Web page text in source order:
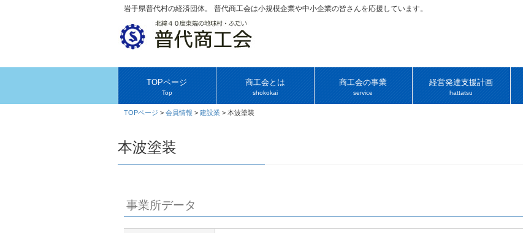
岩手県普代村の経済団体。 普代商工会は小規模企業や中小企業の皆さんを応援しています。
TOPページ
Top
商工会とは
shokokai
商工会の事業
service
経営発達支援計画
hattatsu
TOPページ > 会員情報 > 建設業 > 本波塗装
本波塗装
事業所データ